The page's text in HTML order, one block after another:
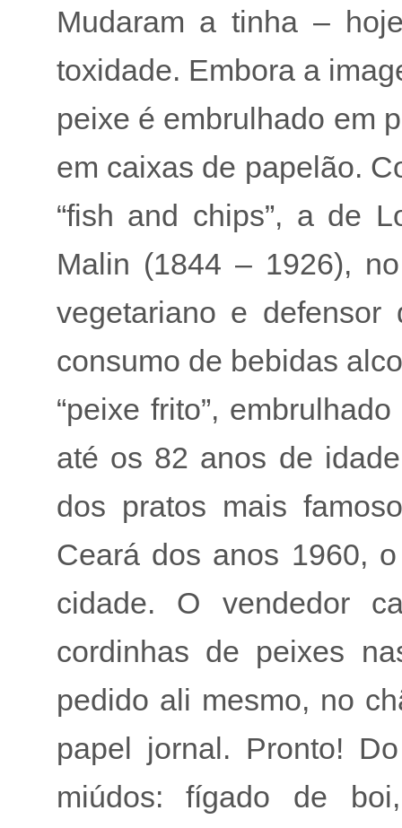
Mudaram a tinha –
toxidade. Embora a
peixe é embrulhado em
em caixas de papelão.
“fish and chips”, a de
Malin (1844 – 1926),
vegetariano e
consumo de bebidas
“peixe frito”,
até os 82 anos de
dos pratos mais
Ceará dos anos 1960,
cidade. O vendedor
cordinhas de peixes
pedido ali mesmo, no
papel jornal. Pronto!
miúdos: fígado de